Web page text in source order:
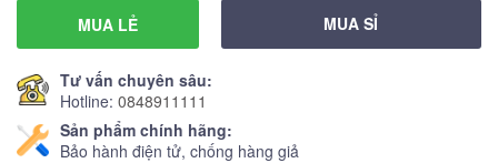
MUA LẺ MUA SỈ
Tư vấn chuyên sâu:
Hotline: 0848911111
Sản phẩm chính hãng:
Bảo hành điện tử, chống hàng giả